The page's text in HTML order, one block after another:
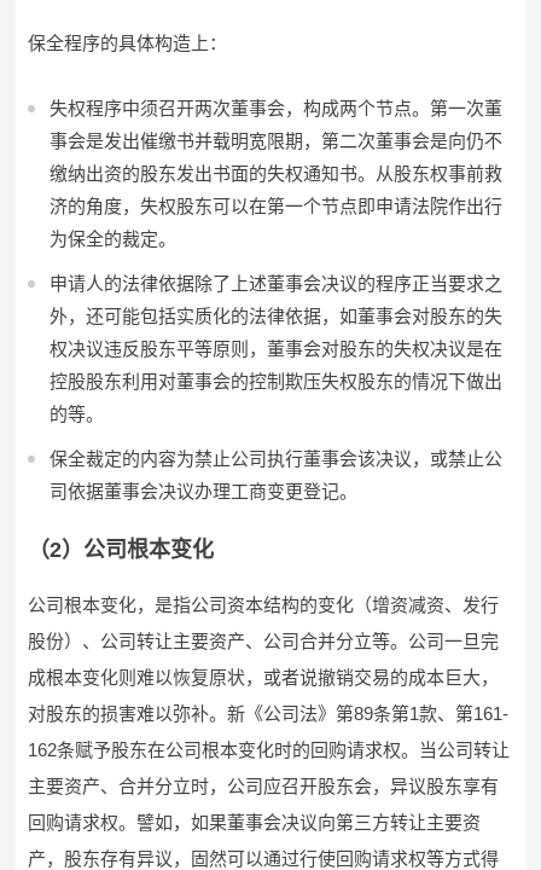
保全程序的具体构造上：
失权程序中须召开两次董事会，构成两个节点。第一次董
事会是发出催缴书并载明宽限期，第二次董事会是向仍不
缴纳出资的股东发出书面的失权通知书。从股东权事前救
济的角度，失权股东可以在第一个节点即申请法院作出行
为保全的裁定。
申请人的法律依据除了上述董事会决议的程序正当要求之
外，还可能包括实质化的法律依据，如董事会对股东的失
权决议违反股东平等原则，董事会对股东的失权决议是在
控股股东利用对董事会的控制欺压失权股东的情况下做出
的等。
保全裁定的内容为禁止公司执行董事会该决议，或禁止公
司依据董事会决议办理工商变更登记。
（2）公司根本变化
公司根本变化，是指公司资本结构的变化（增资减资、发行
股份）、公司转让主要资产、公司合并分立等。公司一旦完
成根本变化则难以恢复原状，或者说撤销交易的成本巨大，
对股东的损害难以弥补。新《公司法》第89条第1款、第161-
162条赋予股东在公司根本变化时的回购请求权。当公司转让
主要资产、合并分立时，公司应召开股东会，异议股东享有
回购请求权。譬如，如果董事会决议向第三方转让主要资
产，股东存有异议，固然可以通过行使回购请求权等方式得